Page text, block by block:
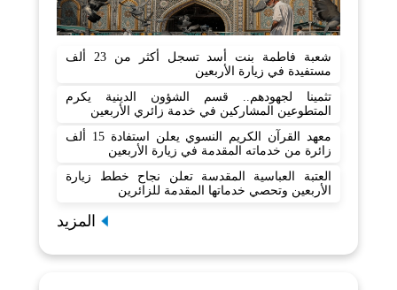
شعبة فاطمة بنت أسد تسجل أكثر من 23 ألف
مستفيدة في زيارة الأربعين
تثمينا لجهودهم.. قسم الشؤون الدينية يكرم
المتطوعين المشاركين في خدمة زائري الأربعين
معهد القرآن الكريم النسوي يعلن استفادة 15 ألف
زائرة من خدماته المقدمة في زيارة الأربعين
العتبة العباسية المقدسة تعلن نجاح خطط زيارة
الأربعين وتحصي خدماتها المقدمة للزائرين
المزيد